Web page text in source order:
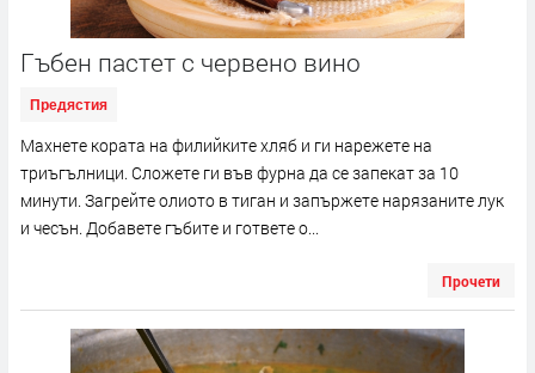
Гъбен пастет с червено вино
Предястия
Махнете кората на филийките хляб и ги нарежете на
триъгълници. Сложете ги във фурна да се запекат за 10
минути. Загрейте олиото в тиган и запържете нарязаните лук
и чесън. Добавете гъбите и гответе о...
Прочети